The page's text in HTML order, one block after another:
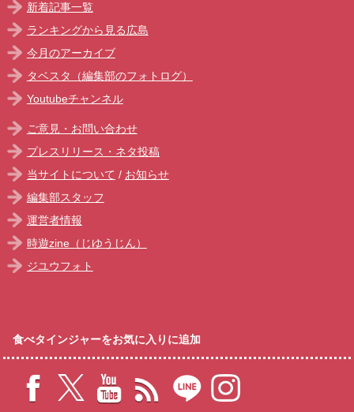
新着記事一覧
ランキングから見る広島
今月のアーカイブ
タベスタ（編集部のフォトログ）
Youtubeチャンネル
ご意見・お問い合わせ
プレスリリース・ネタ投稿
当サイトについて / お知らせ
編集部スタッフ
運営者情報
時遊zine（じゆうじん）
ジユウフォト
食べタインジャーをお気に入りに追加